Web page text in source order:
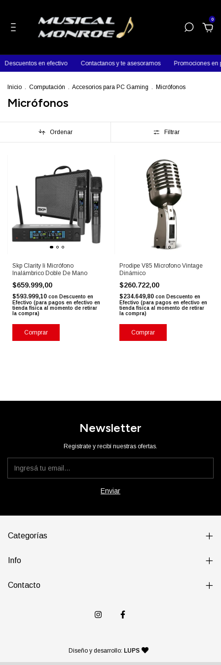
0
Descuentos en efectivo Contactanos y te asesoramos Promociones en
Inicio . Computación . Accesorios para PC Gaming . Micrófonos
Micrófonos
Ordenar Filtrar
Skp Clarity Ii Micrófono
Inalámbrico Doble De Mano
$659.999,00
$593.999,10 con Descuento en
Efectivo (para pagos en efectivo en
tienda física al momento de retirar
la compra)
Comprar
Prodipe V85 Microfono Vintage
Dinámico
$260.722,00
$234.649,80 con Descuento en
Efectivo (para pagos en efectivo en
tienda física al momento de retirar
la compra)
Comprar
Newsletter
Registrate y recibí nuestras ofertas.
Categorías
Info
Contacto
Diseño y desarrollo: LUPS — agencia de diseño y